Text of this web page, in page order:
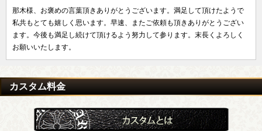
那木様、お褒めの言葉頂きありがとうございます。満足して頂けたようで
私共もとても嬉しく思います。早速、またご依頼も頂きありがとうござい
ます。今後も満足し続けて頂けるよう努力して参ります。末長くよろしく
お願いいたします。
カスタム料金